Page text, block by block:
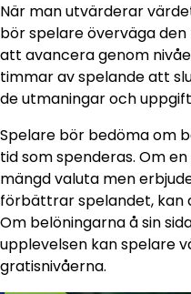
När man utvärderar
bör spelare överväga
att avancera genom
timmar av spelande att
de utmaningar och
Spelare bör bedöma om
tid som spenderas. Om
mängd valuta men
förbättrar spelandet, kan
Om belöningarna å sin
upplevelsen kan spelare
gratisnivåerna.